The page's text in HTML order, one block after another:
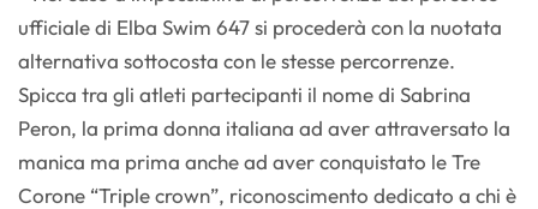
ufficiale di Elba Swim 647 si procederà con la nuotata
alternativa sottocosta con le stesse percorrenze.
Spicca tra gli atleti partecipanti il nome di Sabrina
Peron, la prima donna italiana ad aver attraversato la
manica ma prima anche ad aver conquistato le Tre
Corone “Triple crown”, riconoscimento dedicato a chi è